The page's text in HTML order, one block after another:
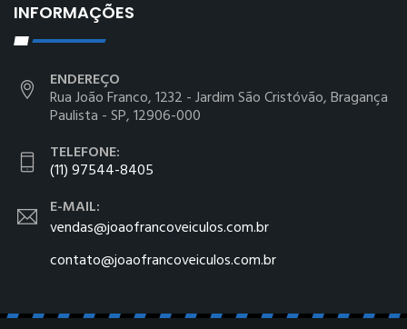
INFORMAÇÕES
ENDEREÇO
Rua João Franco, 1232 - Jardim São Cristóvão, Bragança
Paulista - SP, 12906-000
TELEFONE:
(11) 97544-8405
E-MAIL:
vendas@joaofrancoveiculos.com.br
contato@joaofrancoveiculos.com.br